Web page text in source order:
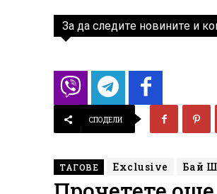
За да следите новините и
СПОДЕЛИ
ТАГОВЕ Exclusive Бай